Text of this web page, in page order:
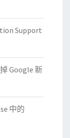
Support
Google 新
中的